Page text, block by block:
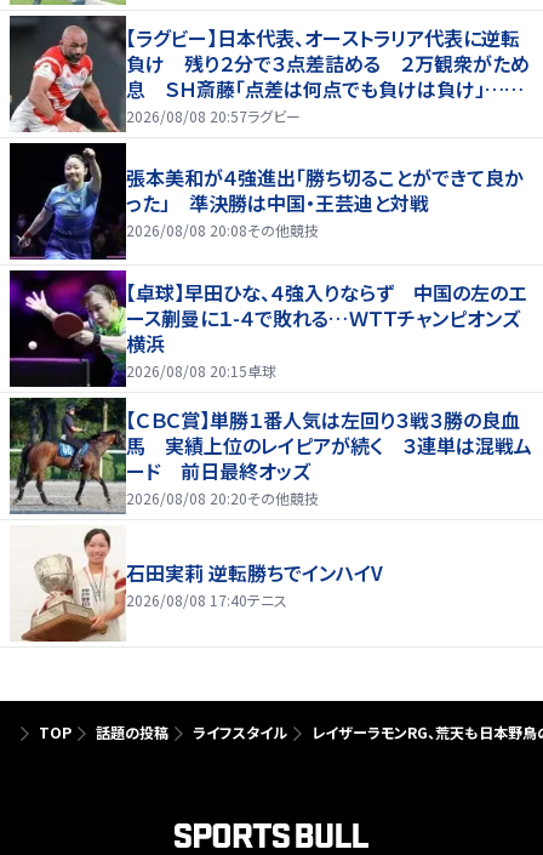
【ラグビー】日本代表、オーストラリア代表に逆転
負け 残り２分で３点差詰める ２万観衆がため
息 ＳＨ斎藤「点差は何点でも負けは負け」…前
半にＳＯ伊藤龍が先制トライ、３２ー３５で惜敗
2026/08/08 20:57ラグビー
張本美和が４強進出「勝ち切ることができて良か
った」 準決勝は中国・王芸迪と対戦
2026/08/08 20:08その他競技
【卓球】早田ひな、４強入りならず 中国の左のエ
ース蒯曼に１-４で敗れる…ＷＴＴチャンピオンズ
横浜
2026/08/08 20:15卓球
【ＣＢＣ賞】単勝１番人気は左回り３戦３勝の良血
馬 実績上位のレイピアが続く ３連単は混戦ム
ード 前日最終オッズ
2026/08/08 20:20その他競技
石田実莉 逆転勝ちでインハイV
2026/08/08 17:40テニス
TOP 話題の投稿 ライフスタイル レイザーラモンRG、荒天も日本野鳥